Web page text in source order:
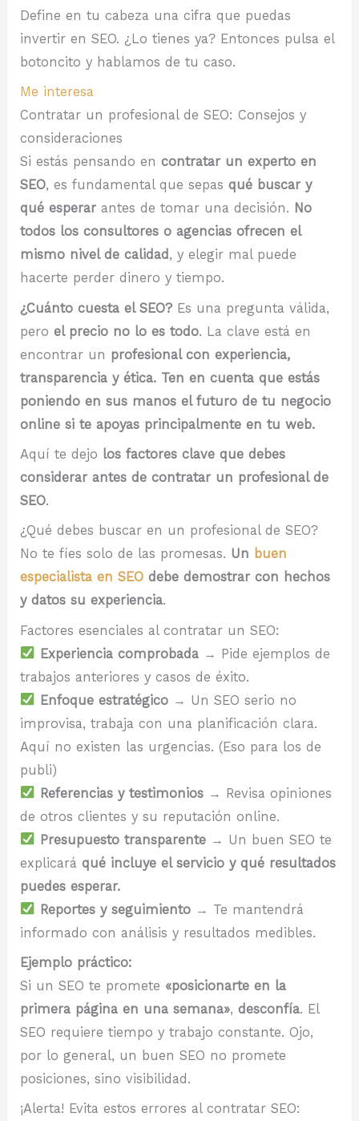
Define en tu cabeza una cifra que puedas
invertir en SEO. ¿Lo tienes ya? Entonces pulsa el
botoncito y hablamos de tu caso.
Me interesa
Contratar un profesional de SEO: Consejos y
consideraciones
Si estás pensando encontratar un experto en
SEO, es fundamental que sepasqué buscar y
qué esperar antes de tomar una decisión. No
todos los consultores o agencias ofrecen el
mismo nivel de calidad , y elegir mal puede
hacerte perder dinero y tiempo.
¿Cuánto cuesta el SEO? Es una pregunta válida,
peroel precio no lo es todo. La clave está en
encontrar un profesional con experiencia,
transparencia y ética. Ten en cuenta que estás
poniendo en sus manos el futuro de tu negocio
online si te apoyas principalmente en tu web.
Aquí te dejo los factores clave que debes
considerar antes de contratar un profesional de
SEO.
¿Qué debes buscar en un profesional de SEO?
No te fíes solo de las promesas. Un buen
especialista en SEO debe demostrar con hechos
y datos su experiencia.
Factores esenciales al contratar un SEO:
Experiencia comprobada→ Pide ejemplos de
trabajos anteriores y casos de éxito.
Enfoque estratégico→ Un SEO serio no
improvisa, trabaja con una planificación clara.
Aquí no existen las urgencias. (Eso para los de
publi)
Referencias y testimonios→ Revisa opiniones
de otros clientes y su reputación online.
Presupuesto transparente→ Un buen SEO te
explicaráqué incluye el servicio y qué resultados
puedes esperar.
Reportes y seguimiento→ Te mantendrá
informado con análisis y resultados medibles.
Ejemplo práctico:
Si un SEO te promete «posicionarte en la
primera página en una semana»,desconfía. El
SEO requiere tiempo y trabajo constante. Ojo,
por lo general, un buen SEO no promete
posiciones, sino visibilidad.
¡Alerta! Evita estos errores al contratar SEO: